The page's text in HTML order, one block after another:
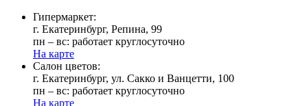
Гипермаркет:
г. Екатеринбург, Репина, 99
пн – вс: работает круглосуточно
На карте
Cалон цветов:
г. Екатеринбург, ул. Сакко и Ванцетти, 100
пн – вс: работает круглосуточно
На карте